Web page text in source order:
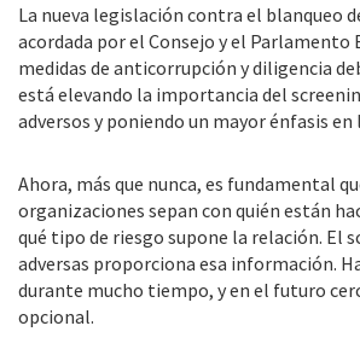
La nueva legislación contra el blanqueo
acordada por el Consejo y el Parlamento
medidas de anticorrupción y diligencia
está elevando la importancia del
adversos y poniendo un mayor énfasis en
Ahora, más que nunca, es fundamental
organizaciones sepan con quién están
qué tipo de riesgo supone la relación. El
adversas proporciona esa información.
durante mucho tiempo, y en el futuro
opcional.